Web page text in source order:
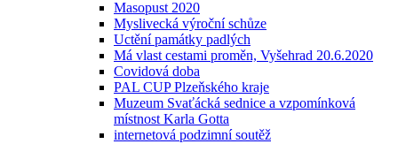
Masopust 2020
Myslivecká výroční schůze
Uctění památky padlých
Má vlast cestami proměn, Vyšehrad 20.6.2020
Covidová doba
PAL CUP Plzeňského kraje
Muzeum Svaťácká sednice a vzpomínková
místnost Karla Gotta
internetová podzimní soutěž